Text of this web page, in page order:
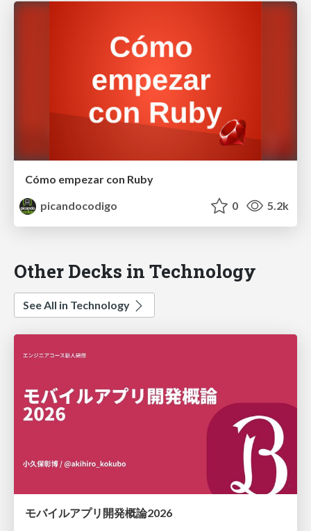
Cómo empezar con Ruby
picandocodigo
0 5.2k
Other Decks in Technology
See All in Technology
モバイルアプリ開発概論2026